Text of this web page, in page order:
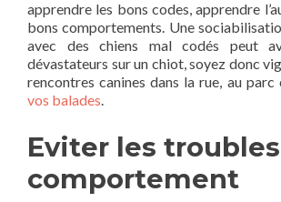
apprendre les bons codes, apprendre
bons comportements. Une
avec des chiens mal codés peut
dévastateurs sur un chiot, soyez donc
rencontres canines dans la rue, au parc
vos balades.
Eviter les
comportement